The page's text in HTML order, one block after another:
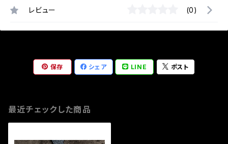
レビュー (0)
保存 シェア LINE ポスト
最近チェックした商品